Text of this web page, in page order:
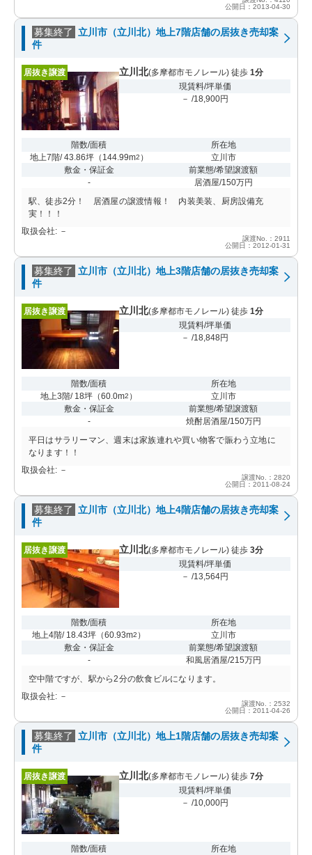
公開日：2013-04-30
募集終了 立川市（立川北）地上7階店舗の居抜き売却案
件
居抜き譲渡 立川北(多摩都市モノレール) 徒歩 1分
現賃料/坪単価
－ /18,900円
階数/面積
地上7階/ 43.86坪（ 144.99m2 ）
所在地
立川市
敷金・保証金
-
前業態/希望譲渡額
居酒屋/150万円
駅、徒歩2分！ 居酒屋の譲渡情報！ 内装美装、厨房設備充
実！！！
取扱会社: －
譲渡No.：2911
公開日：2012-01-31
募集終了 立川市（立川北）地上3階店舗の居抜き売却案
件
居抜き譲渡 立川北(多摩都市モノレール) 徒歩 1分
現賃料/坪単価
－ /18,848円
階数/面積
地上3階/ 18坪 （60.0m2 ）
所在地
立川市
敷金・保証金
-
前業態/希望譲渡額
焼酎居酒屋/150万円
平日はサラリーマン、週末は家族連れや買い物客で賑わう立地に
なります！！
取扱会社: －
譲渡No.：2820
公開日：2011-08-24
募集終了 立川市（立川北）地上4階店舗の居抜き売却案
件
居抜き譲渡 立川北(多摩都市モノレール) 徒歩 3分
現賃料/坪単価
－ /13,564円
階数/面積
地上4階/ 18.43坪 （60.93m2 ）
所在地
立川市
敷金・保証金
-
前業態/希望譲渡額
和風居酒屋/215万円
空中階ですが、駅から2分の飲食ビルになります。
取扱会社: －
譲渡No.：2532
公開日：2011-04-26
募集終了 立川市（立川北）地上1階店舗の居抜き売却案
件
居抜き譲渡 立川北(多摩都市モノレール) 徒歩 7分
現賃料/坪単価
－ /10,000円
階数/面積 所在地